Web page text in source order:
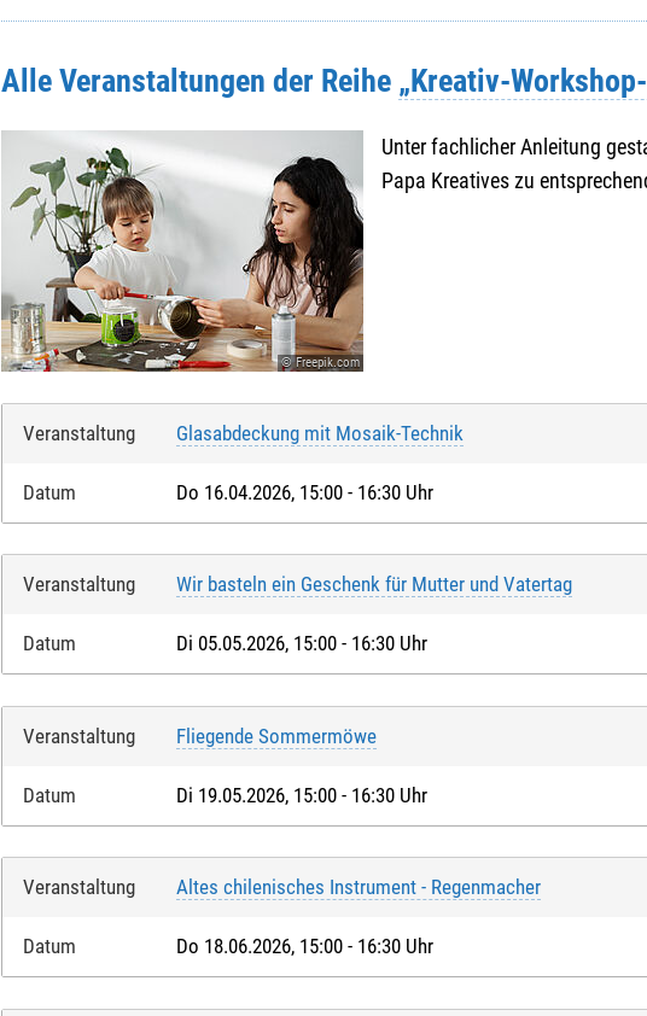
Alle Veranstaltungen der Reihe „Kreativ-
© Freepik.com
Unter fachlicher Anleitung
Papa Kreatives zu
Veranstaltung Glasabdeckung mit Mosaik-Technik
Datum Do 16.04.2026, 15:00 - 16:30 Uhr
Veranstaltung Wir basteln ein Geschenk für Mutter und Vatertag
Datum Di 05.05.2026, 15:00 - 16:30 Uhr
Veranstaltung Fliegende Sommermöwe
Datum Di 19.05.2026, 15:00 - 16:30 Uhr
Veranstaltung Altes chilenisches Instrument - Regenmacher
Datum Do 18.06.2026, 15:00 - 16:30 Uhr